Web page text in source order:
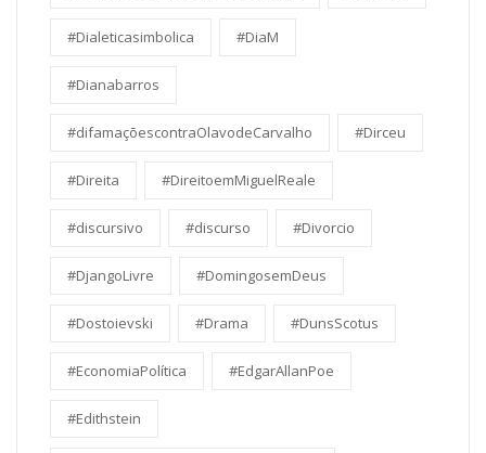
#Dialeticasimbolica #DiaM
#Dianabarros
#difamaçõescontraOlavodeCarvalho #Dirceu
#Direita #DireitoemMiguelReale
#discursivo #discurso #Divorcio
#DjangoLivre #DomingosemDeus
#Dostoievski #Drama #DunsScotus
#EconomiaPolítica #EdgarAllanPoe
#Edithstein